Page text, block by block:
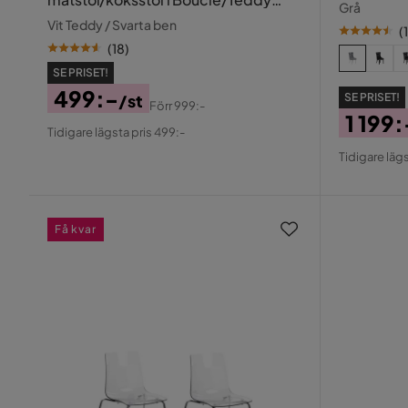
med svarta metallben
Vit Teddy / Svarta ben
(18)
SE PRISET!
Pris
499:-/st
Original
Förr999:-
Tidigare lägsta pris 499:-
Grå
(
SE PRISET!
Pris
1
Tidigare
Få kvar